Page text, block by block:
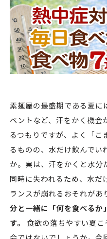
素麺屋の最盛期である夏に
ベントなど、汗をかく機会
るつもりですが、よく「こ
るものの、水だけ飲んでい
か。実は、汗をかくと水分
同時に失われるため、水だ
ランスが崩れるおそれがあ
分と一緒に「何を食べるか
す。
食欲の落ちやすい夏